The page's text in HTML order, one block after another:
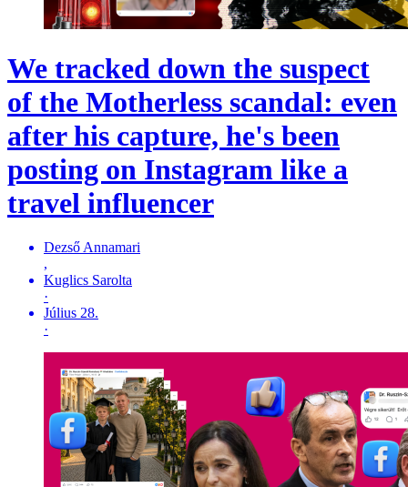
We tracked down the suspect
of the Motherless scandal: even
after his capture, he's been
posting on Instagram like a
travel influencer
Dezső Annamari
,
Kuglics Sarolta
·
Július 28.
·